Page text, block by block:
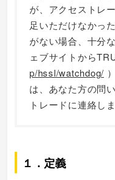
が、アクセストレ
足いただけなかっ
がない場合、十分
ェブサイトから
p/hssl/watchdog/
は、あなた方の問
トレードに連絡しま
１．定義